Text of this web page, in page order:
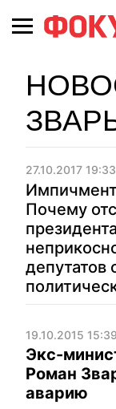
27.10.2017 19:33
Почему
депутатов
19.10.2015 15:39
Экс-
Роман
аварию